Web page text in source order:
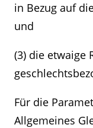
in Bezug auf
und
(3) die etwaige
Für die
Allgemeines